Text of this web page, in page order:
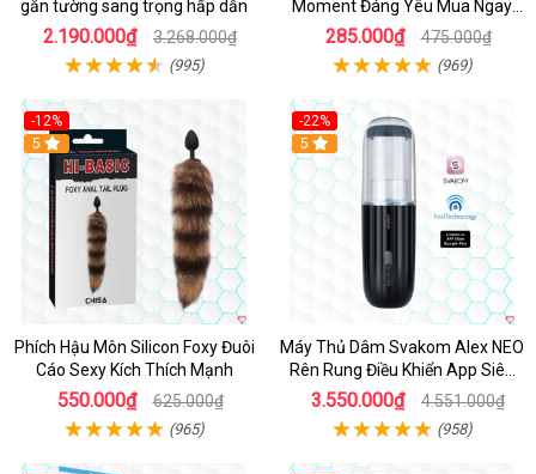
gắn tường sang trọng hấp dẫn
2.190.000₫ 3.268.000₫
(995)
Moment Đáng Yêu Mua Ngay
Giá Tốt
285.000₫ 475.000₫
(969)
-12%
Hot
5
Phích Hậu Môn Silicon Foxy Đuôi
Cáo Sexy Kích Thích Mạnh
550.000₫ 625.000₫
(965)
-22%
5
Máy Thủ Dâm Svakom Alex NEO
Rên Rung Điều Khiển App Siêu
Phê
3.550.000₫ 4.551.000₫
(958)